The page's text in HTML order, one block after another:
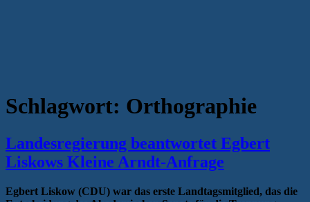
Schlagwort: Orthographie
Landesregierung beantwortet Egbert
Liskows Kleine Arndt-Anfrage
Egbert Liskow (CDU) war das erste Landtagsmitglied, das die